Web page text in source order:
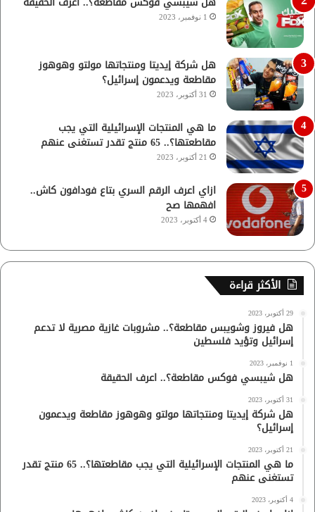
1 نوفمبر، 2023
هل شركة إيديتا ومنتجاتها مولتو وهوهوز
مقاطعة ويدعمون إسرائيل؟
31 أكتوبر، 2023
ما هي المنتجات الإسرائيلية التي يجب
مقاطعتها؟.. 65 منتج تقدر تستغنى عنهم
21 أكتوبر، 2023
ازاي اعرف الرقم السري بتاع فودافون كاش..
افهمها صح
4 أكتوبر، 2023
الأكثر قراءة
29 أكتوبر، 2023
هل فيروز وشويبس مقاطعة؟.. مشروبات غازية مصرية لا تدعم
إسرائيل وتؤيد فلسطين
1 نوفمبر، 2023
هل شيبسي فوكس مقاطعة؟.. اعرف الحقيقة
31 أكتوبر، 2023
هل شركة إيديتا ومنتجاتها مولتو وهوهوز مقاطعة ويدعمون
إسرائيل؟
21 أكتوبر، 2023
ما هي المنتجات الإسرائيلية التي يجب مقاطعتها؟.. 65 منتج تقدر
تستغنى عنهم
4 أكتوبر، 2023